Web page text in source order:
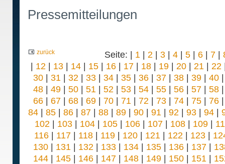
Pressemitteilungen
zurück Seite: | 1 | 2 | 3 | 4 | 5 | 6 | 7 |
| 12 | 13| 14| 15| 16| 17| 18| 19| 20| 21 | 22
30| 31 | 32 | 33| 34| 35| 36| 37| 38| 39| 40
48| 49| 50| 51 | 52 | 53| 54| 55| 56| 57| 58
66| 67| 68| 69| 70| 71 | 72 | 73| 74| 75| 76
84| 85| 86| 87| 88| 89| 90| 91 | 92 | 93| 94|
102 | 103 | 104 | 105 | 106 | 107 | 108 | 109 |
116| 117| 118| 119| 120| 121 | 122 | 123|
130| 131 | 132 | 133| 134| 135| 136| 137|
144| 145| 146| 147| 148| 149| 150| 151 |